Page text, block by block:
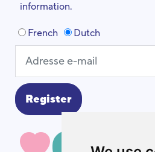
information.
French Dutch
MAKE A